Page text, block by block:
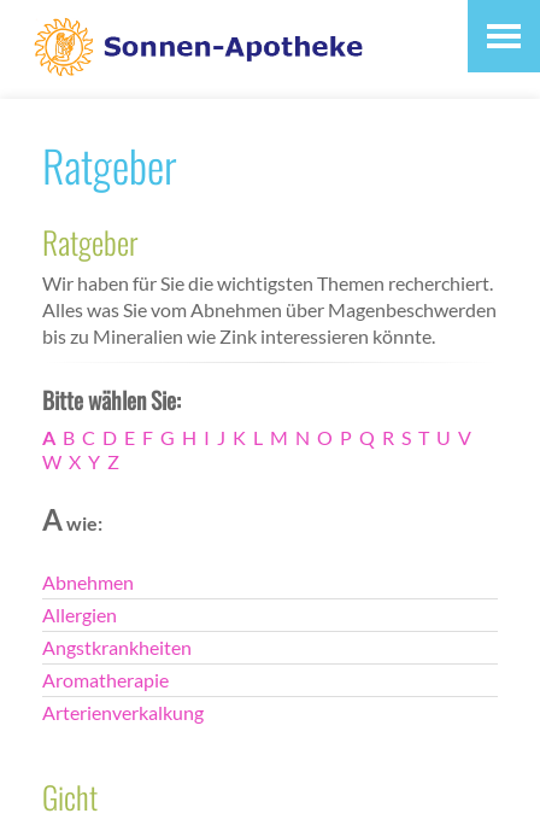
Ratgeber
Ratgeber
Wir haben für Sie die wichtigsten Themen recherchiert.
Alles was Sie vom Abnehmen über Magenbeschwerden
bis zu Mineralien wie Zink interessieren könnte.
Bitte wählen Sie:
A B C D E F G H I J K L M N O P Q R S T U V
W X Y Z
Awie:
Abnehmen
Allergien
Angstkrankheiten
Aromatherapie
Arterienverkalkung
Gicht